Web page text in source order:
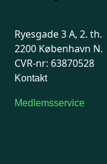
Ryesgade 3 A, 2. th.
2200 København N.
CVR-nr: 63870528
Kontakt
Medlemsservice